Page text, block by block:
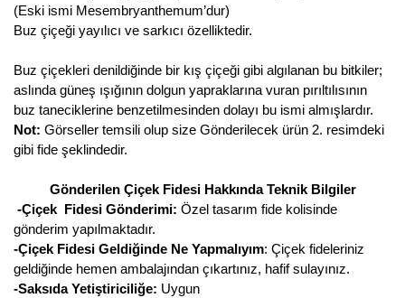
(Eski ismi Mesembryanthemum’dur)
Buz çiçeği yayılıcı ve sarkıcı özelliktedir.
Buz çiçekleri denildiğinde bir kış çiçeği gibi algılanan bu bitkiler;
aslında güneş ışığının dolgun yapraklarına vuran pırıltılısının
buz taneciklerine benzetilmesinden dolayı bu ismi almışlardır.
Not: Görseller temsili olup size Gönderilecek ürün 2. resimdeki
gibi fide şeklindedir.
Gönderilen Çiçek Fidesi Hakkında Teknik Bilgiler
-Çiçek Fidesi Gönderimi: Özel tasarım fide kolisinde
gönderim yapılmaktadır.
-Çiçek Fidesi Geldiğinde Ne Yapmalıyım: Çiçek fideleriniz
geldiğinde hemen ambalajından çıkartınız, hafif sulayınız.
-Saksıda Yetiştiriciliğe: Uygun